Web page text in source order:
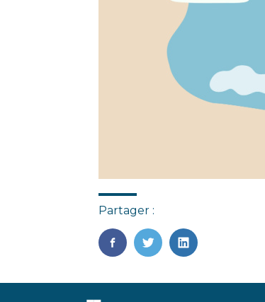
Partager :
FaceBook
TwitterLinkedIn